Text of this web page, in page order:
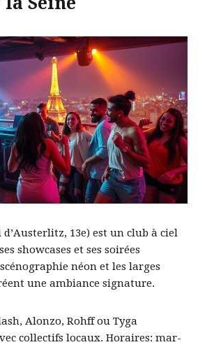
d’Austerlitz, 13e) est un club à ciel
showcases et ses soirées
néon et les larges
une ambiance signature.
Alonzo, Rohff ou Tyga
collectifs locaux. Horaires: mar-